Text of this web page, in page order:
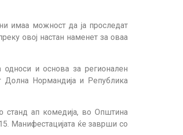
имаа можност да ја проследат
овој настан наменет за оваа
односи и основа за регионален
Долна Нормандија и Република
станд ап комедија, во Општина
Манифестацијата ќе заврши со